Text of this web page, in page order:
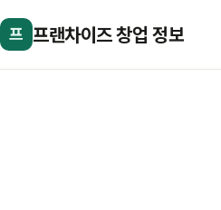
프 프랜차이즈 창업 정보